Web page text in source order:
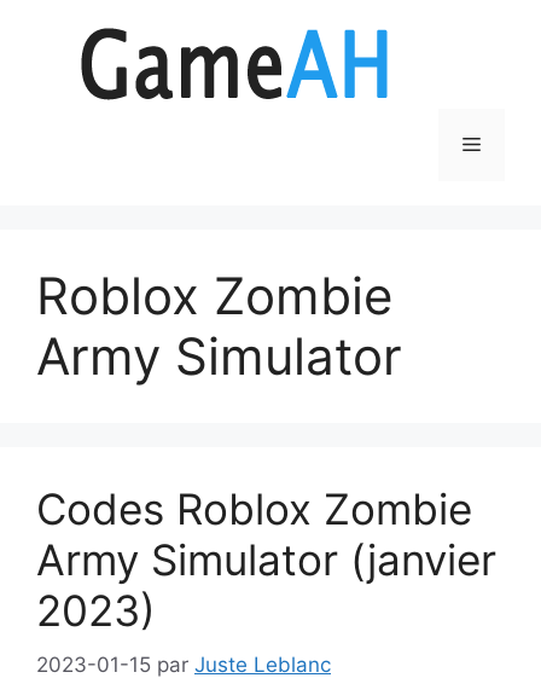
Menu
Roblox Zombie
Army Simulator
Codes Roblox Zombie
Army Simulator (janvier
2023)
2023-01-15 par Juste Leblanc